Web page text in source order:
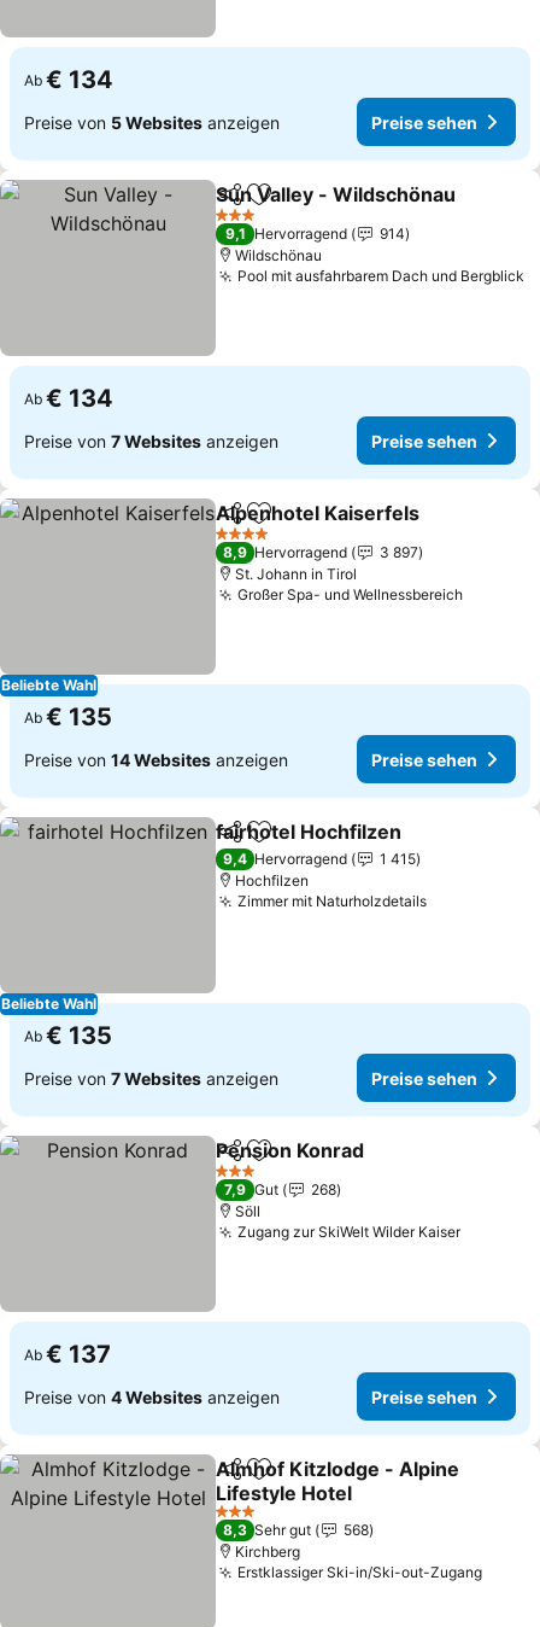
Ab € 134
Preise von 5 Websites anzeigen Preise sehen
TeilenZu Favoriten hinzufügen
Sun Valley - Wildschönau
3 Sterne
9,1 Hervorragend
914
Wildschönau
Pool mit ausfahrbarem Dach und Bergblick
Ab € 134
Preise von 7 Websites anzeigen Preise sehen
Beliebte Wahl
TeilenZu Favoriten hinzufügen
Alpenhotel Kaiserfels
4 Sterne
8,9 Hervorragend
3 897
St. Johann in Tirol
Großer Spa- und WellnessbereichPreise
Ab € 135
Preise von 14 Websites anzeigen Preise sehen
Beliebte Wahl
TeilenZu Favoriten hinzufügen
fairhotel Hochfilzen
9,4 Hervorragend
1 415
Hochfilzen
Zimmer mit NaturholzdetailsPreise sehen
Ab € 135
Preise von 7 Websites anzeigen Preise sehen
TeilenZu Favoriten hinzufügen
Pension Konrad
3 Sterne
7,9 Gut
268
Söll
Zugang zur SkiWelt Wilder KaiserPreise
Ab € 137
Preise von 4 Websites anzeigen Preise sehen
TeilenZu Favoriten hinzufügen
Almhof Kitzlodge - Alpine
Lifestyle Hotel
Preise sehen
3 Sterne
8,3 Sehr gut
568
Kirchberg
Erstklassiger Ski-in/Ski-out-Zugang